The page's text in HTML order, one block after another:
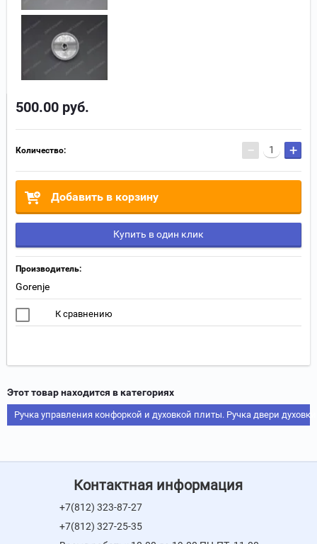
500.00 руб.
Количество: − +
Добавить в корзину
Купить в один клик
Производитель:
Gorenje
К сравнению
Этот товар находится в категориях
Ручка управления конфоркой и духовкой плиты. Ручка двери
Контактная информация
+7(812) 323-87-27
+7(812) 327-25-35